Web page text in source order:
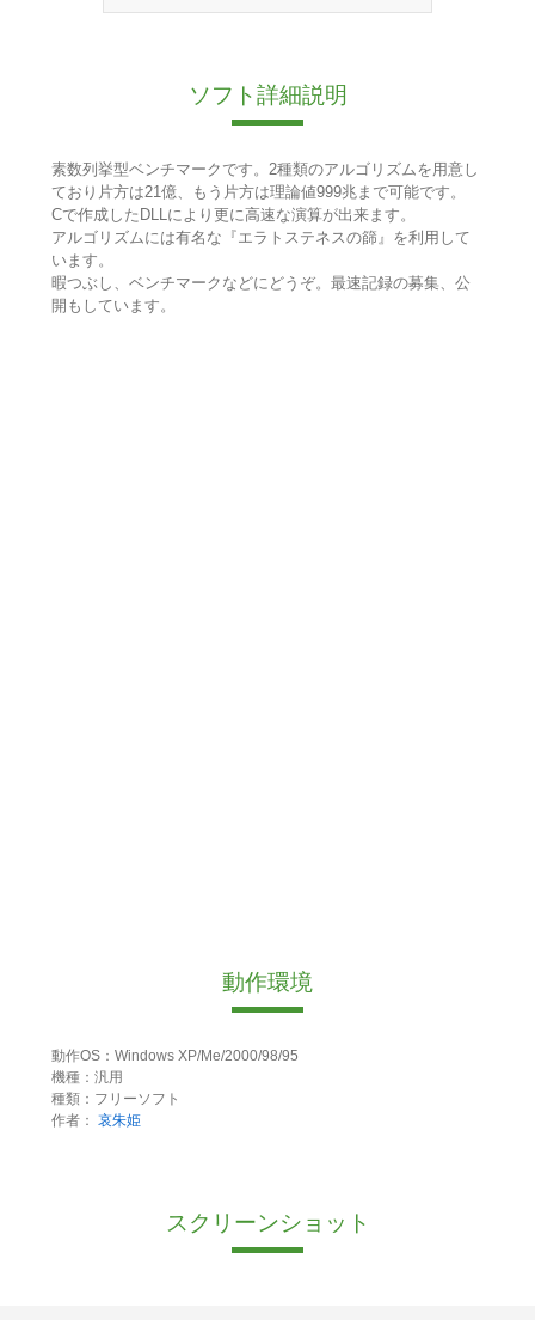
ソフト詳細説明
素数列挙型ベンチマークです。2種類のアルゴリズムを用意し
ており片方は21億、もう片方は理論値999兆まで可能です。
Cで作成したDLLにより更に高速な演算が出来ます。
アルゴリズムには有名な『エラトステネスの篩』を利用して
います。
暇つぶし、ベンチマークなどにどうぞ。最速記録の募集、公
開もしています。
動作環境
動作OS：Windows XP/Me/2000/98/95
機種：汎用
種類：フリーソフト
作者： 哀朱姫
スクリーンショット